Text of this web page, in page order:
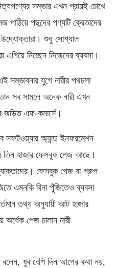
সম্ভার এখন প্রায়ই চোখে
পছন্দের পণ্যটি ক্রেতাদের
উদ্যোক্তারা। শুধু সোশ্যাল
এগিয়ে নিচ্ছেন নিজেদের ব্যবসা।
সম্ভাবনার যুগে নারীর পথচলা
সব সামলে অনেক নারী এখন
জড়িত এফ-কমার্সে।
সফটওয়্যার অ্যান্ড ইনফরমেশন
তিন হাজার ফেসবুক পেজ আছে।
ফেসবুক পেজ বা গ্রুপ
এমনকি বিনা পুঁজিতেও ব্যবসা
তথ্য অনুযায়ী আট হাজার
পেজ চালান নারী
বলেন, খুব বেশি দিন আগের কথা নয়,